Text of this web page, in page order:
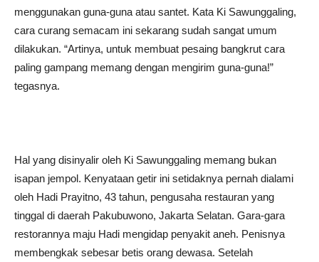
menggunakan guna-guna atau santet. Kata Ki Sawunggaling,
cara curang semacam ini sekarang sudah sangat umum
dilakukan. “Artinya, untuk membuat pesaing bangkrut cara
paling gampang memang dengan mengirim guna-guna!”
tegasnya.
Hal yang disinyalir oleh Ki Sawunggaling memang bukan
isapan jempol. Kenyataan getir ini setidaknya pernah dialami
oleh Hadi Prayitno, 43 tahun, pengusaha restauran yang
tinggal di daerah Pakubuwono, Jakarta Selatan. Gara-gara
restorannya maju Hadi mengidap penyakit aneh. Penisnya
membengkak sebesar betis orang dewasa. Setelah